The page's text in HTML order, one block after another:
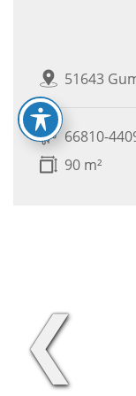
51643
66810-
90 m²
❮